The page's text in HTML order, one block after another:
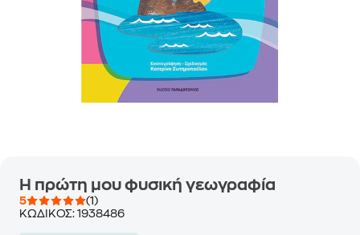
Η πρώτη μου φυσική γεωγραφία
5
(1)
ΚΩΔΙΚΟΣ: 1938486